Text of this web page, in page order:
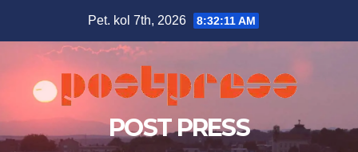
Pet. kol 7th, 2026 8:32:12 AM
POST PRESS